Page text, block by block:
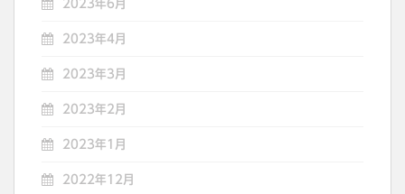
2023年6月
2023年4月
2023年3月
2023年2月
2023年1月
2022年12月